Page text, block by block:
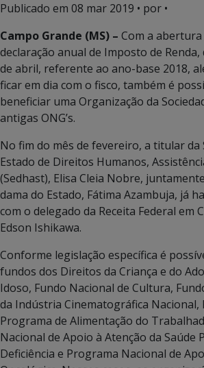
Publicado em 08 mar 2019 • por •
Campo Grande (MS) – Com a
declaração anual de Imposto de Renda,
de abril, referente ao ano-base 2018,
ficar em dia com o fisco, também é
beneficiar uma Organização da
antigas ONG’s.
No fim do mês de fevereiro, a titular da
Estado de Direitos Humanos,
(Sedhast), Elisa Cleia Nobre,
dama do Estado, Fátima Azambuja, já
com o delegado da Receita Federal em
Edson Ishikawa.
Conforme legislação específica é
fundos dos Direitos da Criança e do
Idoso, Fundo Nacional de Cultura,
da Indústria Cinematográfica Nacional,
Programa de Alimentação do
Nacional de Apoio à Atenção da Saúde
Deficiência e Programa Nacional de